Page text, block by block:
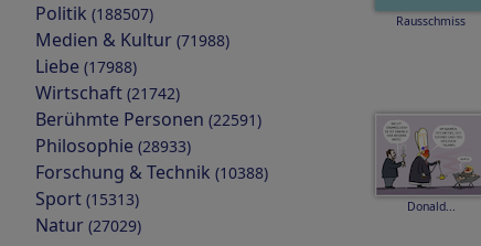
Politik (188507)
Medien & Kultur (71988)
Liebe (17988)
Wirtschaft (21742)
Berühmte Personen (22591)
Philosophie (28933)
Forschung & Technik (10388)
Sport (15313)
Natur (27029)
Rausschmiss
Donald...